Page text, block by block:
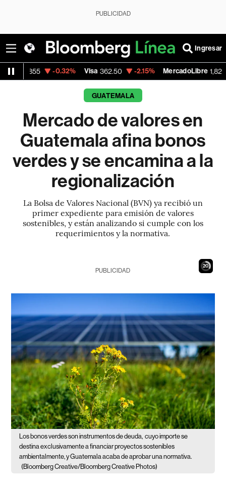
PUBLICIDAD
Ingresar
-0.32% Visa 362.50 -2.15% MercadoLibre 1,821.795 -
GUATEMALA
Mercado de valores en
Guatemala afina bonos
verdes y se encamina a la
regionalización
La Bolsa de Valores Nacional (BVN) ya recibió un
primer expediente para emisión de valores
sostenibles, y están analizando si cumple con los
requerimientos y la normativa.
19
PUBLICIDAD
Los bonos verdes son instrumentos de deuda, cuyo importe se
destina exclusivamente a financiar proyectos sostenibles
ambientalmente, y Guatemala acaba de aprobar una normativa.
(Bloomberg Creative/Bloomberg Creative Photos)